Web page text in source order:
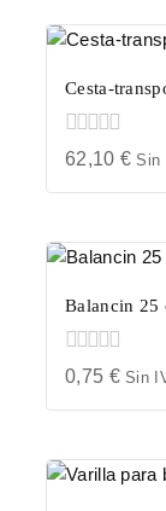
Cesta-
0
of
62,10 € Sin
Balancin 25
0
of
0,75 € Sin